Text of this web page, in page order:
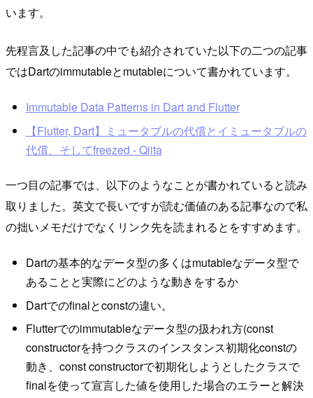
います。
先程言及した記事の中でも紹介されていた以下の二つの記事
ではDartのimmutableとmutableについて書かれています。
Immutable Data Patterns in Dart and Flutter
【Flutter, Dart】ミュータブルの代償とイミュータブルの
代償、そしてfreezed - Qiita
一つ目の記事では、以下のようなことが書かれていると読み
取りました。英文で長いですが読む価値のある記事なので私
の拙いメモだけでなくリンク先を読まれるとをすすめます。
Dartの基本的なデータ型の多くはmutableなデータ型で
あることと実際にどのような動きをするか
Dartでのfinalとconstの違い。
Flutterでのimmutableなデータ型の扱われ方(const
constructorを持つクラスのインスタンス初期化constの
動き、const constructorで初期化しようとしたクラスで
finalを使って宣言した値を使用した場合のエラーと解決